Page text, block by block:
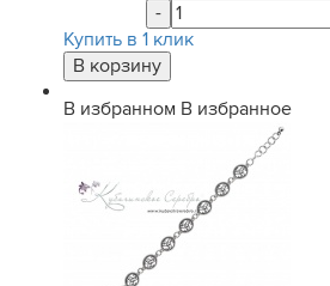
-
Купить в 1 клик
В избранном В избранное